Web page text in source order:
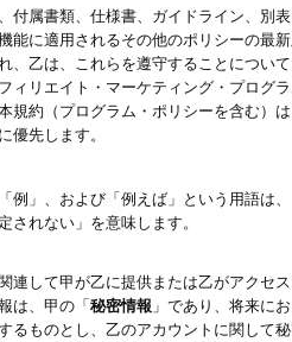
付属書類、仕様書、ガイドライン、別
能に適用されるその他のポリシーの最
、乙は、これらを遵守することにつ
ィリエイト・マーケティング・プログ
規約（プログラム・ポリシーを含む）
優先します。
例」、および「例えば」という用語は
されない」を意味します。
連して甲が乙に提供または乙がアクセ
は、甲の「秘密情報 」であり、将来に
るものとし、乙のアカウントに関して